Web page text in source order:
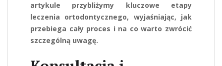
artykule przybliżymy kluczowe etapy
leczenia ortodontycznego, wyjaśniając, jak
przebiega cały proces i na co warto zwrócić
szczególną uwagę.